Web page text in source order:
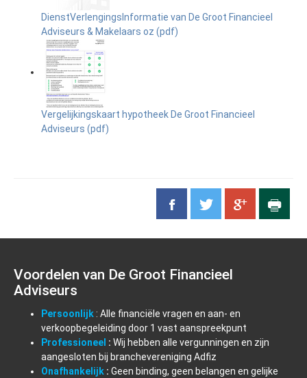
DienstVerlengingsInformatie van De Groot Financieel
Adviseurs & Makelaars oz (pdf)
Vergelijkingskaart hypotheek De Groot Financieel
Adviseurs (pdf)
Voordelen van De Groot Financieel
Adviseurs
Persoonlijk : Alle financiële vragen en aan- en
verkoopbegeleiding door 1 vast aanspreekpunt
Professioneel : Wij hebben alle vergunningen en zijn
aangesloten bij branchevereniging Adfiz
Onafhankelijk : Geen binding, geen belangen en gelijke